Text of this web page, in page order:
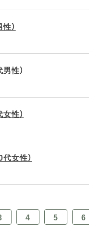
）
性）
性）
女性）
4 5 6